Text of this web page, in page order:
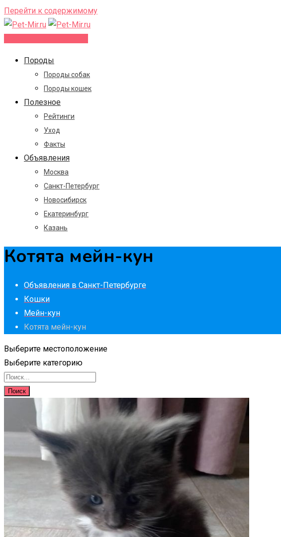
Перейти к содержимому
Породы
Породы собак
Породы кошек
Полезное
Рейтинги
Уход
Факты
Объявления
Москва
Санкт-Петербург
Новосибирск
Екатеринбург
Казань
Котята мейн-кун
Объявления в Санкт-Петербурге
Кошки
Мейн-кун
Котята мейн-кун
Выберите местоположение
Выберите категорию
Поиск